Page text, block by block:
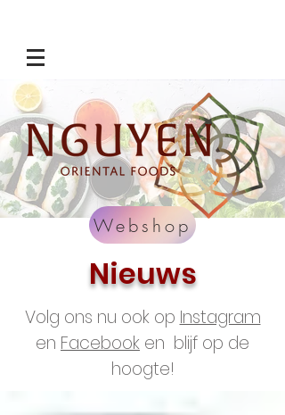
Webshop
Nieuws
Volg ons nu ook op Instagram
en Facebook en blijf op de
hoogte!